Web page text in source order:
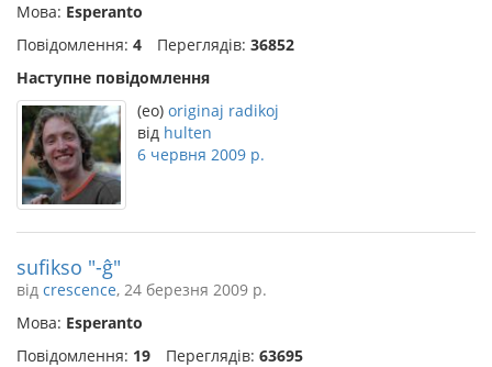
Мова: Esperanto
Повідомлення: 4 Переглядів: 36852
Наступне повідомлення
(eo) originaj radikoj
від hulten
6 червня 2009 р.
sufikso "-ĝ"
від crescence, 24 березня 2009 р.
Мова: Esperanto
Повідомлення: 19 Переглядів: 63695